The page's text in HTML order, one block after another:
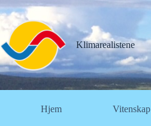
Hopp
til
innholdet
Klimarealistene
Hjem Vitenskap